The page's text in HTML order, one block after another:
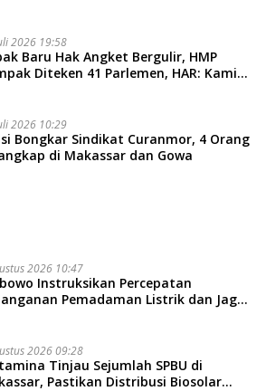
2026 19:58
Baru Hak Angket Bergulir, HMP
Diteken 41 Parlemen, HAR: Kami
2026 10:29
Bongkar Sindikat Curanmor, 4 Orang
di Makassar dan Gowa
2026 10:47
Instruksikan Percepatan
Pemadaman Listrik dan Jaga
2026 09:28
Tinjau Sejumlah SPBU di
Pastikan Distribusi Biosolar